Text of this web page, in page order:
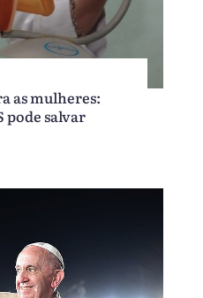
as mulheres:
pode salvar